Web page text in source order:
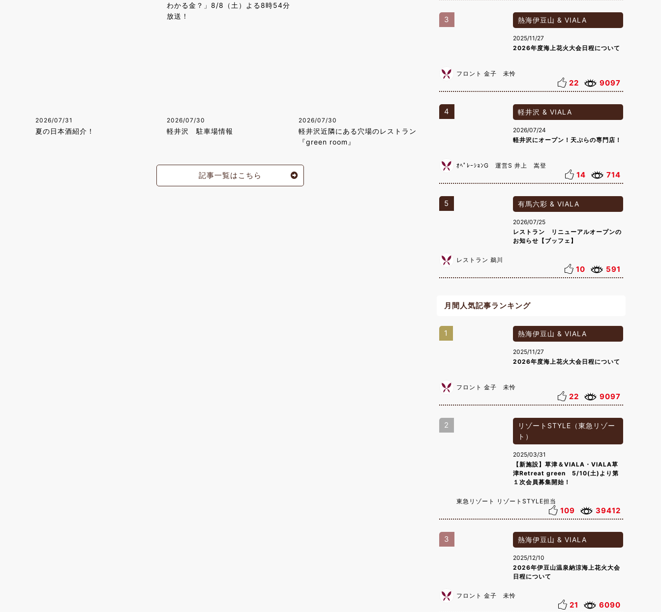
わかる金？」8/8（土）よる8時54分
放送！
2026/07/31
夏の日本酒紹介！
2026/07/30
軽井沢 駐車場情報
2026/07/30
軽井沢近隣にある穴場のレストラン
『green room』
記事一覧はこちら
3 熱海伊豆山 & VIALA
2025/11/27
2026年度海上花火大会日程について
フロント 金子 未怜
22 9097
4 軽井沢 & VIALA
2026/07/24
軽井沢にオープン！天ぷらの専門店！
ｵﾍﾟﾚｰｼｮﾝG 運営S 井上 嵩登
14 714
5 有馬六彩 & VIALA
2026/07/25
レストラン リニューアルオープンの
お知らせ【ブッフェ】
レストラン 鵜川
10 591
月間人気記事ランキング
1 熱海伊豆山 & VIALA
2025/11/27
2026年度海上花火大会日程について
フロント 金子 未怜
22 9097
2
リゾートSTYLE（東急リゾー
ト）
2025/03/31
【新施設】草津＆VIALA・VIALA草
津Retreat green 5/10(土)より第
１次会員募集開始！
東急リゾート リゾートSTYLE担当
109 39412
3 熱海伊豆山 & VIALA
2025/12/10
2026年伊豆山温泉納涼海上花火大会
日程について
フロント 金子 未怜
21 6090